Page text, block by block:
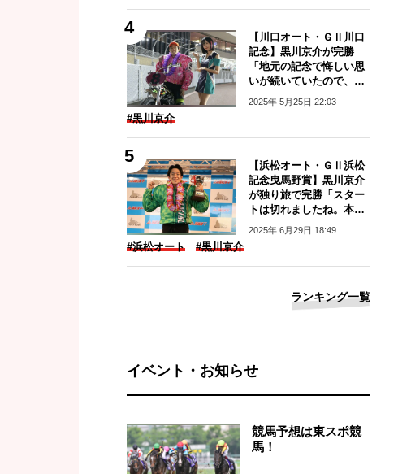
【川口オート・ＧⅡ川口
記念】黒川京介が完勝
「地元の記念で悔しい思
いが続いていたので、す
ごくうれしい」
2025年 5月25日 22:03
#黒川京介
【浜松オート・ＧⅡ浜松
記念曳馬野賞】黒川京介
が独り旅で完勝「スター
トは切れましたね。本当
に良かった」
2025年 6月29日 18:49
#浜松オート #黒川京介
ランキング一覧
イベント・お知らせ
競馬予想は東スポ競
馬！